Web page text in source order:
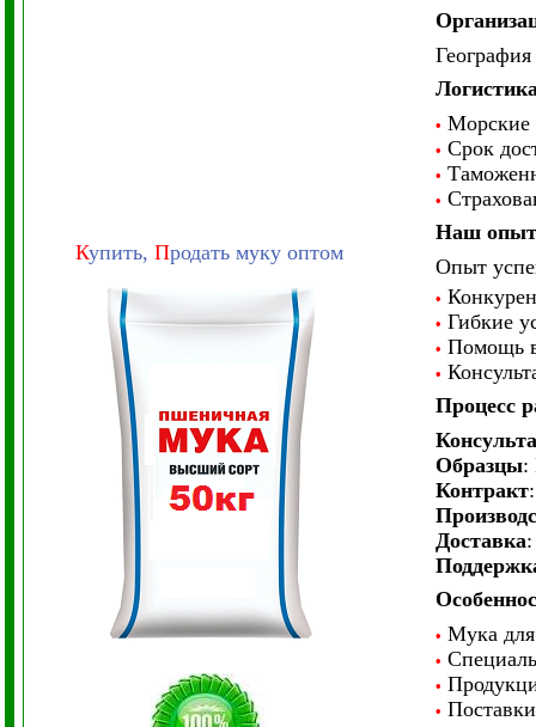
Купить, Продать муку оптом
• Морские
• Срок
•
•
Наш
Опыт
•
• Гибкие
• Помощь
•
Процесс
Образцы:
Контракт
Доставка:
• Мука
•
•
•